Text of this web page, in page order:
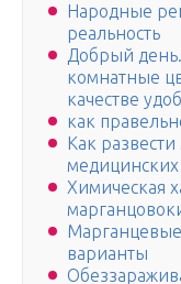
Народные
реальность
Добрый
комнатные
качестве
как
Как
медицинских
Химическая
варианты